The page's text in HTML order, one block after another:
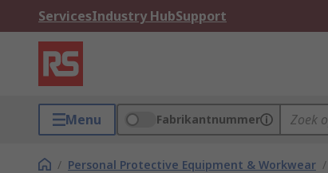
ServicesIndustry HubSupport
Menu Fabrikantnummer
/ Personal Protective Equipment & Workwear /